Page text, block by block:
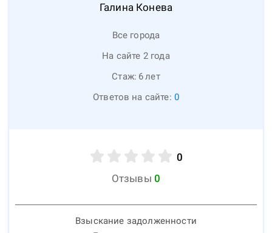
Галина Конева
Все города
На сайте 2 года
Стаж: 6лет
Ответов на сайте: 0
0
Отзывы 0
Взыскание задолженности